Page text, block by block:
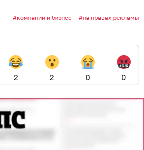
компании и бизнес на правах рекламы
2 2 0 0